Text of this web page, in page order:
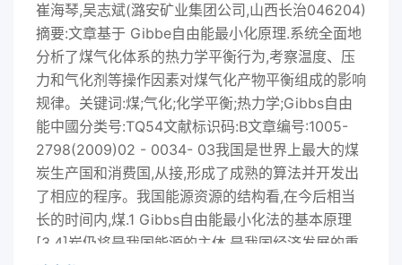
崔海琴,吴志斌(潞安矿业集团公司,山西长治046204)
摘要:文章基于 Gibbe自由能最小化原理.系统全面地
分析了煤气化体系的热力学平衡行为,考察温度、压
力和气化剂等操作因素对煤气化产物平衡组成的影响
规律。关键词:煤;气化;化学平衡;热力学;Gibbs自由
能中國分类号:TQ54文献标识码:B文章编号:1005-
2798(2009)02 - 0034- 03我国是世界上最大的煤
炭生产国和消费国,从接,形成了成熟的算法并开发出
了相应的程序。我国能源资源的结构看,在今后相当
长的时间内,煤.1 Gibbs自由能最小化法的基本原理
[3.4]炭仍将是我国能源的主体,是我国经济发展的重